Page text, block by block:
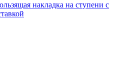
накладка на ступени с